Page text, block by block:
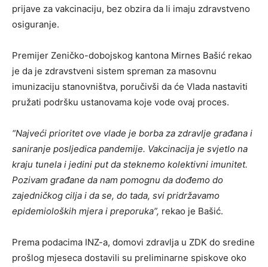
prijave za vakcinaciju, bez obzira da li imaju zdravstveno
osiguranje.
Premijer Zeničko-dobojskog kantona Mirnes Bašić rekao
je da je zdravstveni sistem spreman za masovnu
imunizaciju stanovništva, poručivši da će Vlada nastaviti
pružati podršku ustanovama koje vode ovaj proces.
“Najveći prioritet ove vlade je borba za zdravlje građana i
saniranje posljedica pandemije. Vakcinacija je svjetlo na
kraju tunela i jedini put da steknemo kolektivni imunitet.
Pozivam građane da nam pomognu da dođemo do
zajedničkog cilja i da se, do tada, svi pridržavamo
epidemioloških mjera i preporuka”, rekao je Bašić.
Prema podacima INZ-a, domovi zdravlja u ZDK do sredine
prošlog mjeseca dostavili su preliminarne spiskove oko